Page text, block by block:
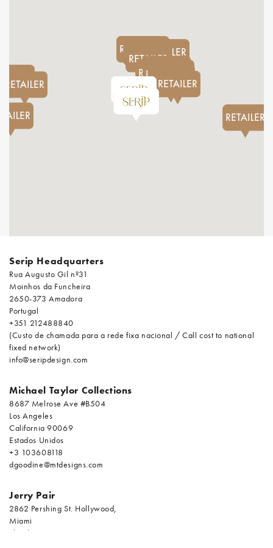
Serip Headquarters
Rua Augusto Gil nº31
Moinhos da Funcheira
2650-373 Amadora
Portugal
+351 212488840
(Custo de chamada para a rede fixa nacional / Call cost to national
fixed network)
info@seripdesign.com
Michael Taylor Collections
8687 Melrose Ave #B504
Los Angeles
California 90069
Estados Unidos
+3 103608118
dgoodine@mtdesigns.com
Jerry Pair
2862 Pershing St. Hollywood,
Miami
Florida 33020